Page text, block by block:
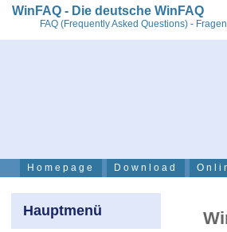
WinFAQ - Die deutsche WinFAQ
FAQ (Frequently Asked Questions) -
Homepage Download
Hauptmenü